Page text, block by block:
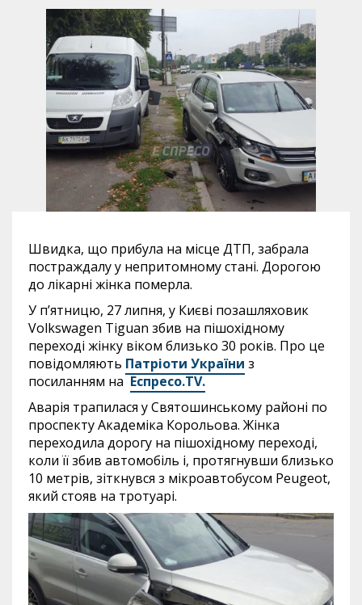
Швидка, що прибула на місце ДТП, забрала
постраждалу у непритомному стані. Дорогою
до лікарні жінка померла.
У п’ятницю, 27 липня, у Києві позашляховик
Volkswagen Tiguan збив на пішохідному
переході жінку віком близько 30 років. Про це
повідомляють Патріоти України з
посиланням на Еспресо.ТV.
Аварія трапилася у Святошинському районі по
проспекту Академіка Корольова. Жінка
переходила дорогу на пішохідному переході,
коли її збив автомобіль і, протягнувши близько
10 метрів, зіткнувся з мікроавтобусом Peugeot,
який стояв на тротуарі.